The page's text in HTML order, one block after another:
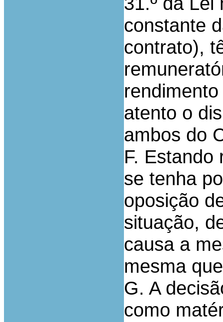
constante
contrato),
atento o
ambos do
F. Estando
se tenha
oposição
situação,
causa a
mesma
G. A
como